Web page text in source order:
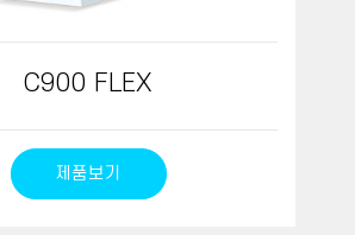
C900 FLEX
제품보기